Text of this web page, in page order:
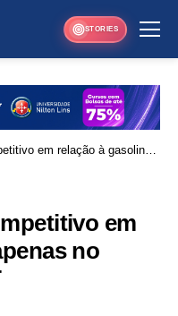
STORIES
em relação à gasolina
em
no